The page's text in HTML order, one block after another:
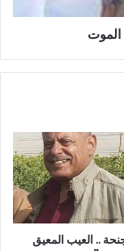
.. العيب المعيق